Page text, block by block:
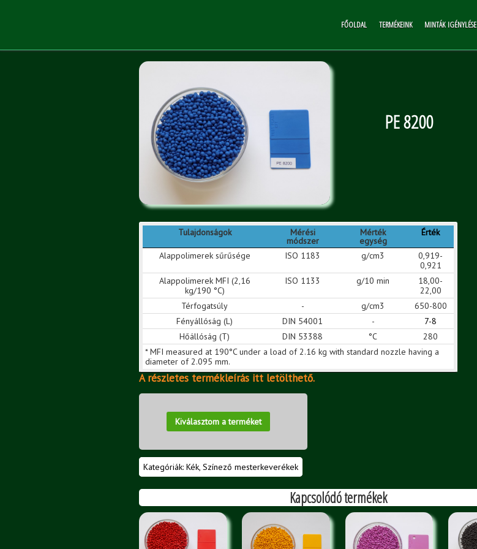
FŐOLDAL TERMÉKEINK MINTÁK IGÉNYLÉSE
PE 8200
Tulajdonságok Mérési
módszer
Mérték
egység
Érték
Alappolimerek sűrűsége ISO 1183 g/cm3
0,919-
0,921
Alappolimerek MFI (2,16
kg/190 °C)
ISO 1133 g/10 min
18,00-
22,00
Térfogatsúly
- g/cm3
650-800
Fényállóság (L)
DIN 54001 -
7-8
Hőállóság (T)
DIN 53388 °C
280
* MFI measured at 190°C under a load of 2.16 kg with standard nozzle having a
diameter of 2.095 mm.
A részletes termékleírás itt letölthető.
Kiválasztom a terméket
Kategóriák: Kék, Színező mesterkeverékek
Kapcsolódó termékek